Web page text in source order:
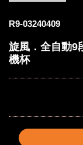
R9-03240409
旋風．全自動9
機杯